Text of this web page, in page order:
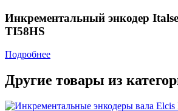
Инкрементальный энкодер
TI58HS
Подробнее
Другие товары из